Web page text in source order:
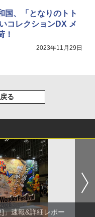
国、「となりのトト
コレクションDX メ
！
2023年11月29日
る
]」速報&詳細レポー